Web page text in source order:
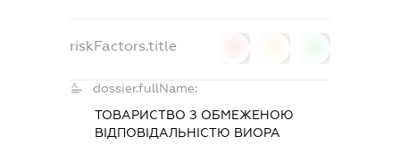
riskFactors.title
dossier.fullName:
ТОВАРИСТВО З ОБМЕЖЕНОЮ
ВІДПОВІДАЛЬНІСТЮ ВИОРА